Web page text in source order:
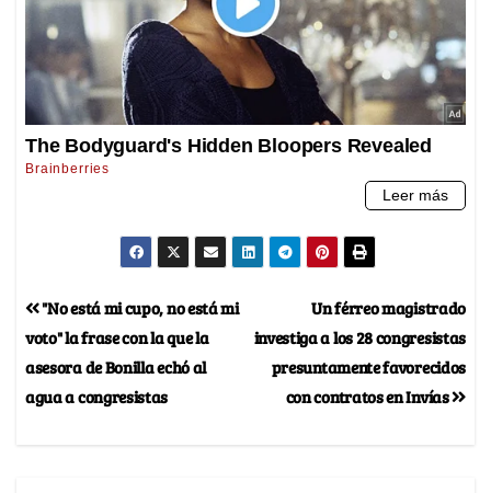
Un férreo magistrado
investiga a los 28 congresistas
presuntamente favorecidos
con contratos en Invías
"No está mi cupo, no está mi
voto" la frase con la que la
asesora de Bonilla echó al
agua a congresistas